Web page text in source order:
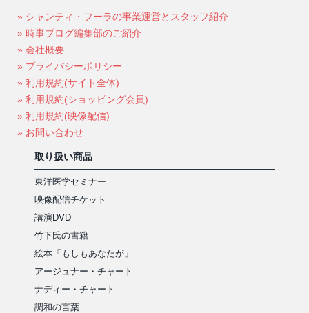
» シャンティ・フーラの事業運営とスタッフ紹介
» 時事ブログ編集部のご紹介
» 会社概要
» プライバシーポリシー
» 利用規約(サイト全体)
» 利用規約(ショッピング会員)
» 利用規約(映像配信)
» お問い合わせ
取り扱い商品
東洋医学セミナー
映像配信チケット
講演DVD
竹下氏の書籍
絵本「もしもあなたが」
アージュナー・チャート
ナディー・チャート
調和の言葉